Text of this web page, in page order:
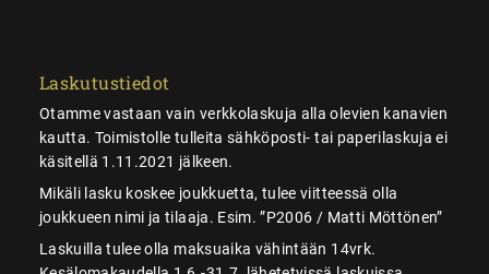
Laskutustiedot
Otamme vastaan vain verkkolaskuja alla olevien kanavien
kautta. Toimistolle tulleita sähköposti- tai paperilaskuja ei
käsitellä 1.11.2021 jälkeen.
Mikäli lasku koskee joukkuetta, tulee viitteessä olla
joukkueen nimi ja tilaaja. Esim. ”P2006 / Matti Möttönen”
Laskuilla tulee olla maksuaika vähintään 14vrk.